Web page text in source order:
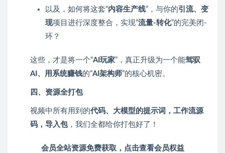
以及，如何将这套“内容生产线”，与你的引流、变
现项目进行深度整合，实现“流量-转化”的完美闭-
环？
这些，才是将一个“AI玩家”，真正升级为一个能驾驭
AI、用系统赚钱的“AI架构师”的核心机密。
四、资源全打包
视频中所有用到的代码、大模型的提示词，工作流源
码，导入包，我们全都给你打包好了！
会员全站资源免费获取，点击查看会员权益